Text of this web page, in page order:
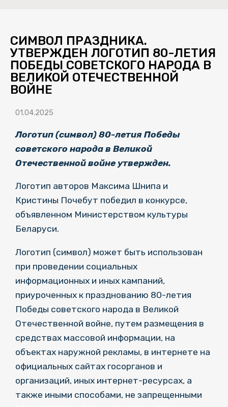
СИМВОЛ ПРАЗДНИКА.
УТВЕРЖДЕН ЛОГОТИП 80-ЛЕТИЯ
ПОБЕДЫ СОВЕТСКОГО НАРОДА В
ВЕЛИКОЙ ОТЕЧЕСТВЕННОЙ
ВОЙНЕ
01.04.2025
Логотип (символ) 80-летия Победы
советского народа в Великой
Отечественной войне утвержден.
Логотип авторов Максима Шнипа и
Кристины Почебут победил в конкурсе,
объявленном Министерством культуры
Беларуси.
Логотип (символ) может быть использован
при проведении социальных
информационных и иных кампаний,
приуроченных к празднованию 80-летия
Победы советского народа в Великой
Отечественной войне, путем размещения в
средствах массовой информации, на
объектах наружной рекламы, в интернете на
официальных сайтах госорганов и
организаций, иных интернет-ресурсах, а
также иными способами, не запрещенными